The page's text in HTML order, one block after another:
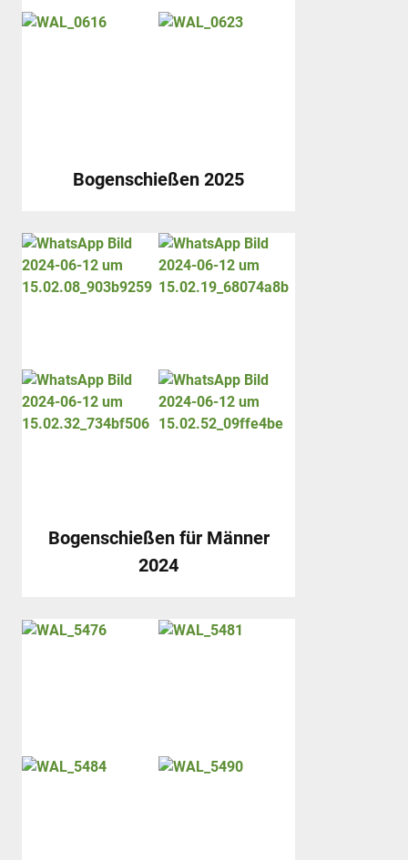
Bogenschießen 2025
Bogenschießen für Männer
2024